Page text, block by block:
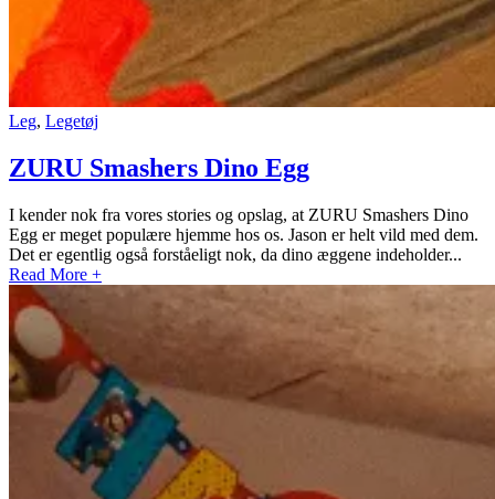
Leg, Legetøj
ZURU Smashers Dino Egg
I kender nok fra vores stories og opslag, at ZURU Smashers Dino
Egg er meget populære hjemme hos os. Jason er helt vild med dem.
Det er egentlig også forståeligt nok, da dino æggene indeholder...
Read More +